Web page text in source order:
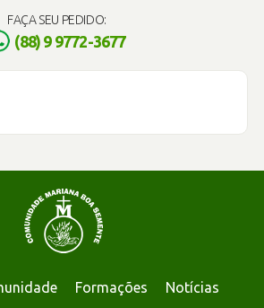
FAÇA SEU PEDIDO:
(88) 9 9772-3677
Formações Notícias